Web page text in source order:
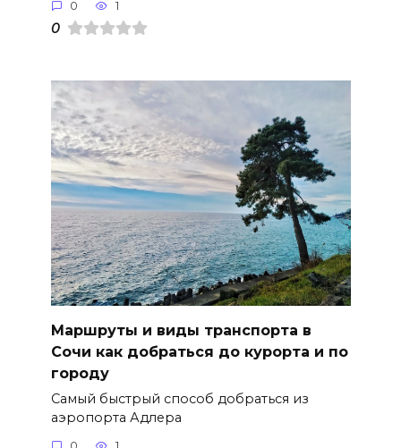
0 1
0
Маршруты и виды транспорта в
Сочи как добраться до курорта и по
городу
Самый быстрый способ добраться из
аэропорта Адлера